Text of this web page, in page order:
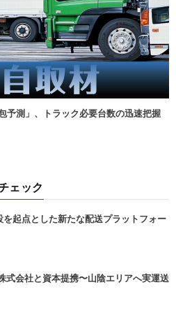
予測」、トラック必要台数の迅速把握
ェック
起点とした新たな配送プラットフォー
会社と資本提携〜山陰エリアへ実運送